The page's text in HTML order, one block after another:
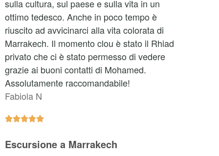
sulla cultura, sul paese e sulla vita in un
ottimo tedesco. Anche in poco tempo è
riuscito ad avvicinarci alla vita colorata di
Marrakech. Il momento clou è stato il Rhiad
privato che ci è stato permesso di vedere
grazie ai buoni contatti di Mohamed.
Assolutamente raccomandabile!
Fabiola N

Escursione a Marrakech